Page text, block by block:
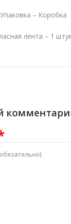
Упаковка – Коробка
лента – 1